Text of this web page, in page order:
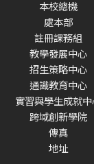
本校總機
處本部
註冊課務組
教學發展中心
招生策略中心
通識教育中心
實習與學生成就中
跨域創新學院
傳真
地址